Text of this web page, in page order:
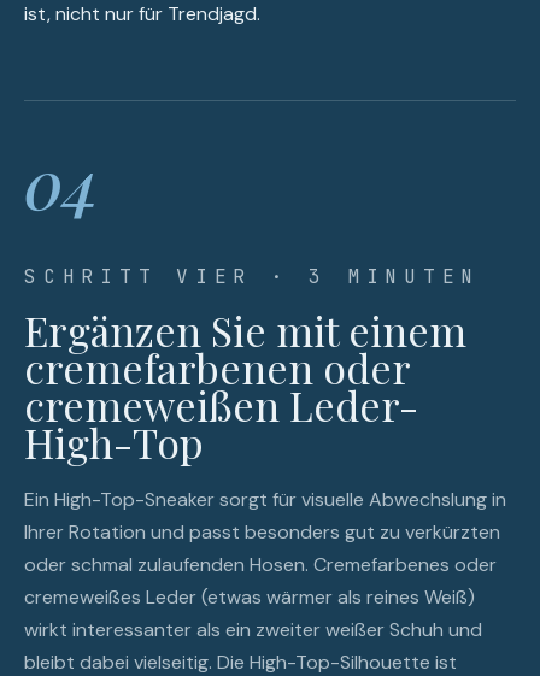
ist, nicht nur für Trendjagd.
04
SCHRITT VIER · 3 MINUTEN
Ergänzen Sie mit einem
cremefarbenen oder
cremeweißen Leder-
High-Top
Ein High-Top-Sneaker sorgt für visuelle Abwechslung in
Ihrer Rotation und passt besonders gut zu verkürzten
oder schmal zulaufenden Hosen. Cremefarbenes oder
cremeweißes Leder (etwas wärmer als reines Weiß)
wirkt interessanter als ein zweiter weißer Schuh und
bleibt dabei vielseitig. Die High-Top-Silhouette ist